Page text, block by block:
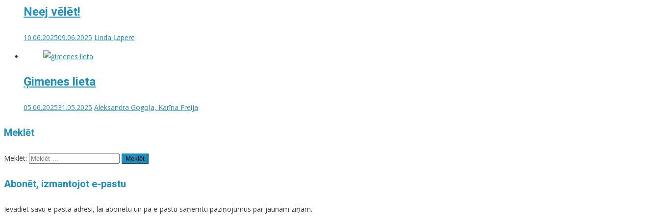
Neej vēlēt!
10.06.202509.06.2025 Linda Ļapere
Ģimenes lieta
05.06.202531.05.2025 Aleksandra Gogoļa, Karīna Freija
Meklēt
Meklēt:
Abonēt, izmantojot e-pastu
Ievadiet savu e-pasta adresi, lai abonētu un pa e-pastu saņemtu paziņojumus par jaunām ziņām.